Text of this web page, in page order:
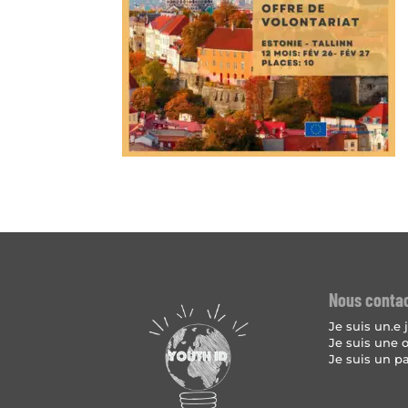
Nous
Je suis un.e
Je suis une
Je suis un